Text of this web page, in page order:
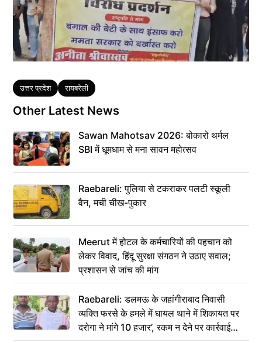
Tags
उत्तर प्रदेश रायबरेली
Other Latest News
Sawan Mahotsav 2026: बोकारो थर्मल
SBI में धूमधाम से मना सावन महोत्सव
Raebareli: पुलिया से टकराकर पलटी स्कूली
वैन, मची चीख-पुकार
Meerut में होटल के कर्मचारियों की पहचान को
लेकर विवाद, हिंदू सुरक्षा संगठन ने उठाए सवाल;
प्रशासन से जांच की मांग
Raebareli: डलमऊ के जहांगीराबाद निवासी
व्यक्ति फरसे के हमले में घायल थाने में शिकायत पर
दरोगा ने मांगे 10 हजार’, रकम न देने पर कार्रवाई